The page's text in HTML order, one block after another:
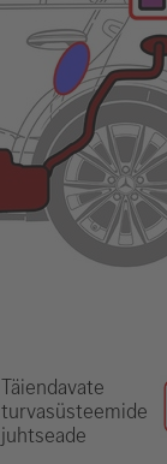
Täiendavate
turvasüsteemide
juhtseade